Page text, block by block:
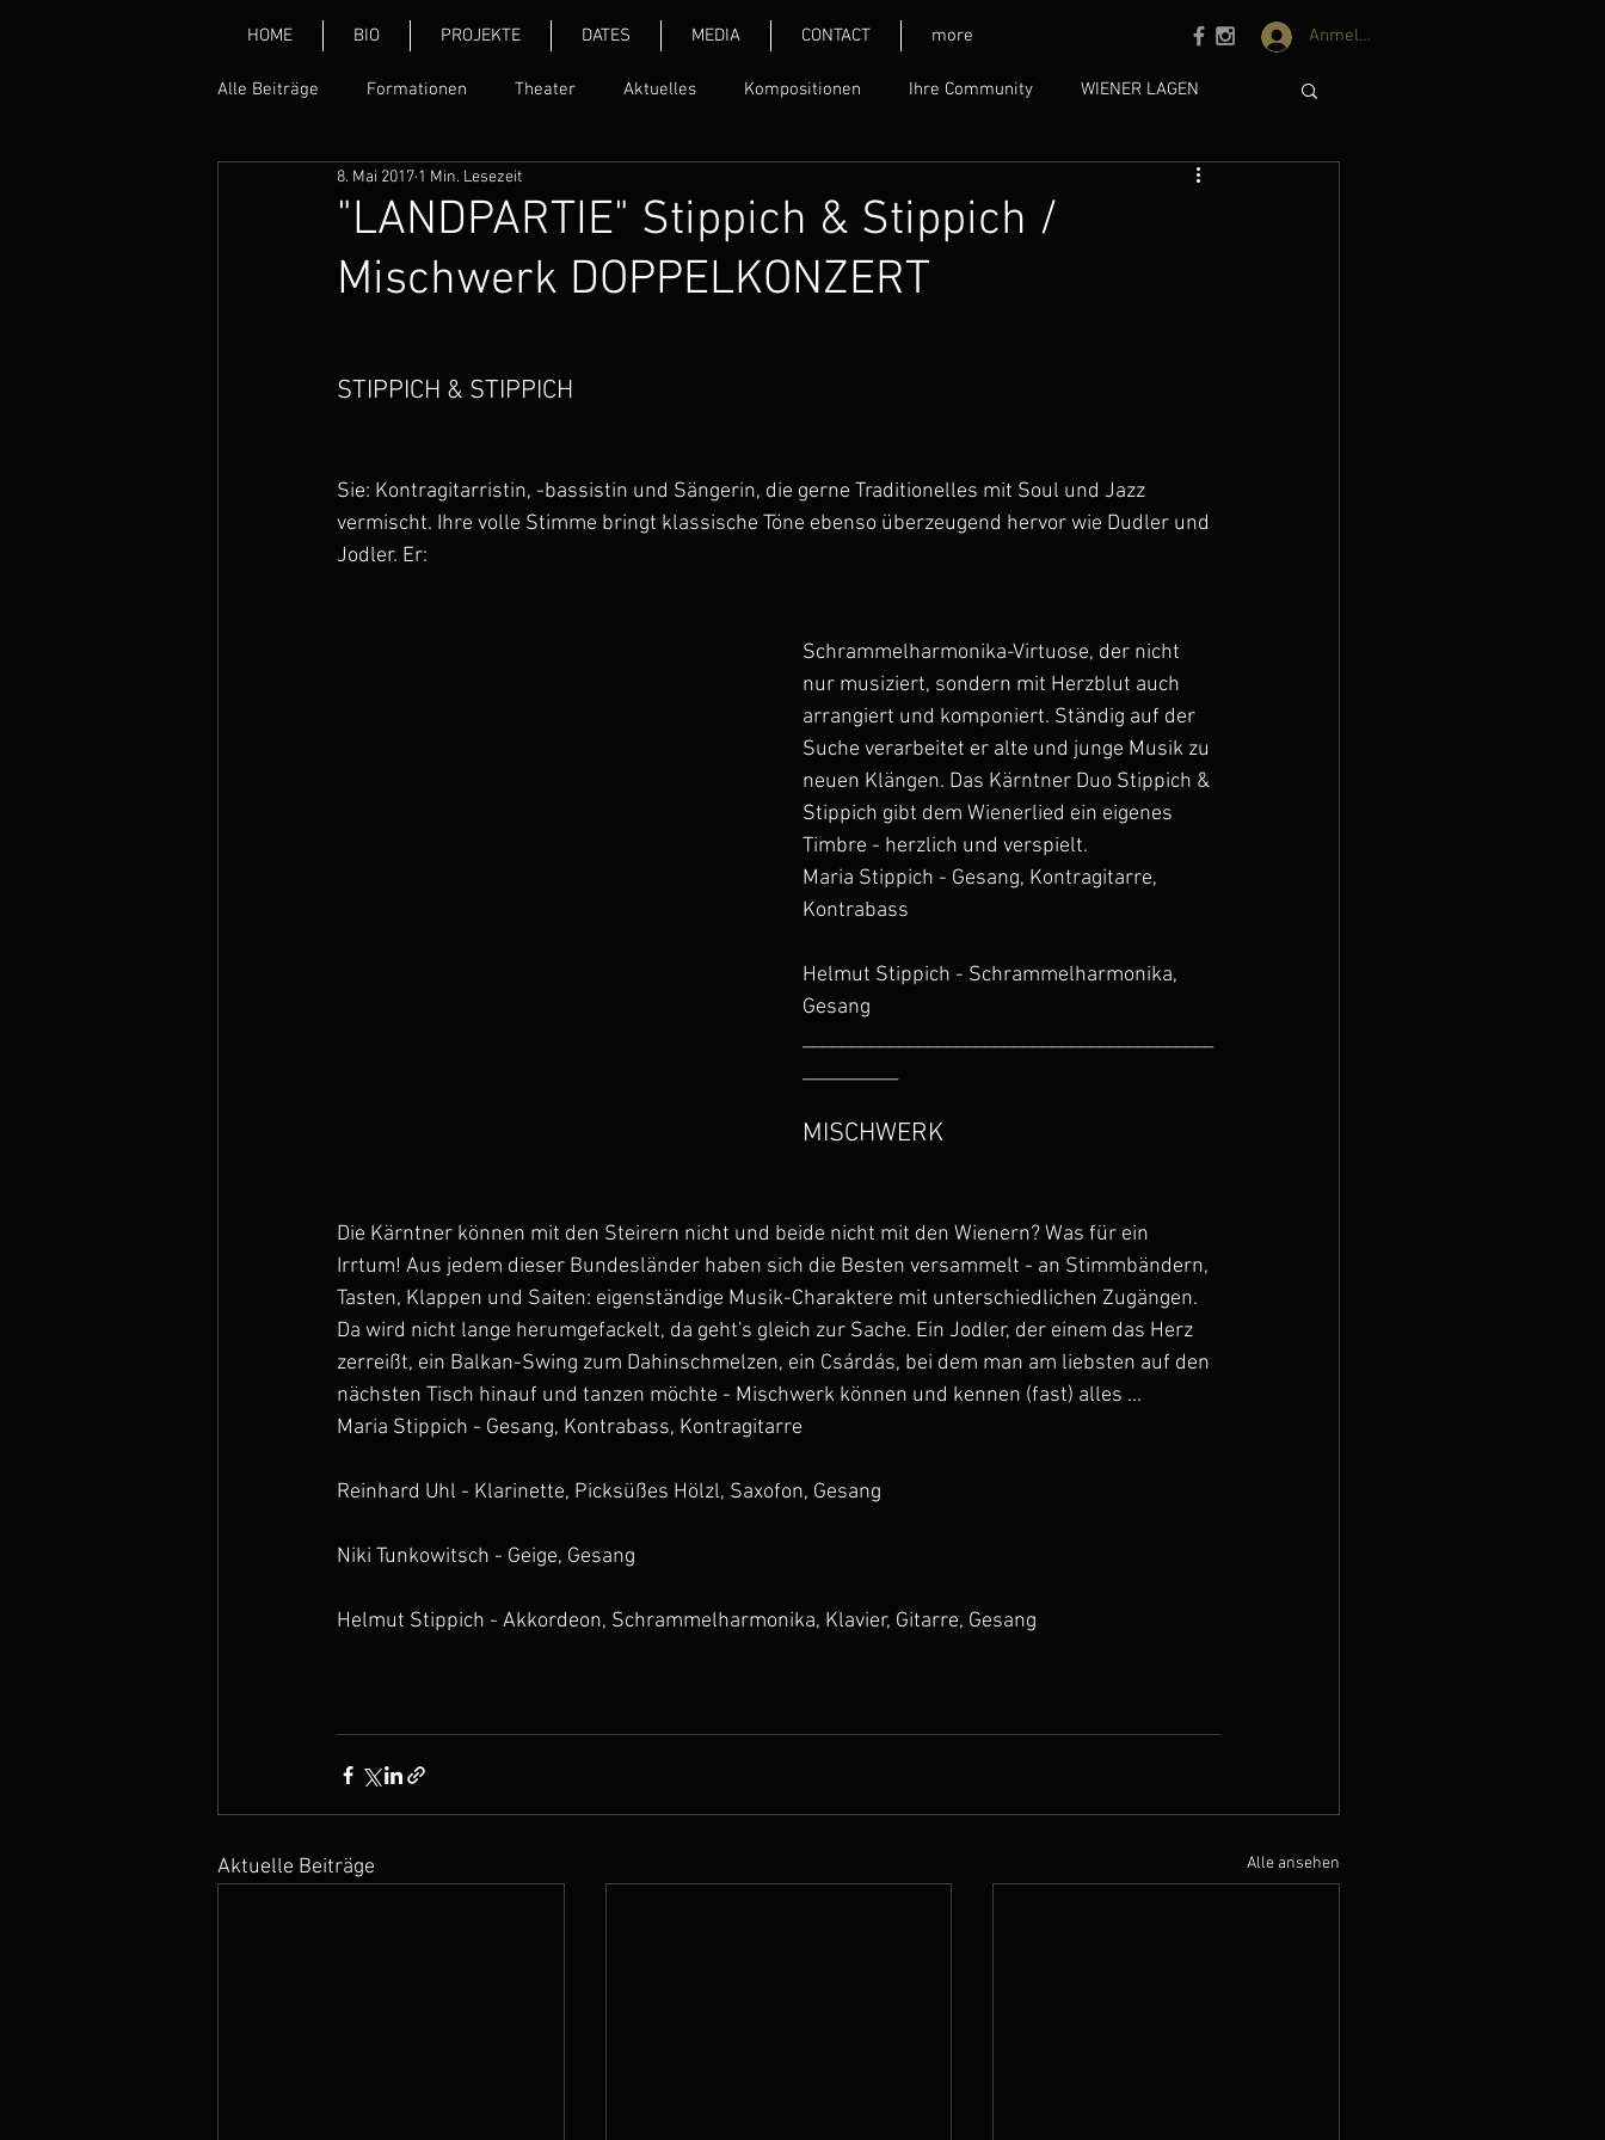
HOME BIO PROJEKTE DATES MEDIA CONTACT more Anmelden
Alle Beiträge Formationen Theater Aktuelles Kompositionen Ihre Community WIENER LAGEN
Wiener Lagen Aktuelles STIPPICH&STIPPICH DIE LIEDERLICHEN LADYCOPS
"LANDPARTIE" Stippich & Stippich /
Mischwerk DOPPELKONZERT
8. Mai 2017 1 Min. Lesezeit
STIPPICH & STIPPICH
Sie: Kontragitarristin, -bassistin und Sängerin, die gerne Traditionelles mit Soul und Jazz
vermischt. Ihre volle Stimme bringt klassische Töne ebenso überzeugend hervor wie Dudler und
Jodler. Er:
Schrammelharmonika-Virtuose, der nicht
nur musiziert, sondern mit Herzblut auch
arrangiert und komponiert. Ständig auf der
Suche verarbeitet er alte und junge Musik zu
neuen Klängen. Das Kärntner Duo Stippich &
Stippich gibt dem Wienerlied ein eigenes
Timbre - herzlich und verspielt.
Maria Stippich - Gesang, Kontragitarre,
Kontrabass
Helmut Stippich - Schrammelharmonika,
Gesang
MISCHWERK
Die Kärntner können mit den Steirern nicht und beide nicht mit den Wienern? Was für ein
Irrtum! Aus jedem dieser Bundesländer haben sich die Besten versammelt - an Stimmbändern,
Tasten, Klappen und Saiten: eigenständige Musik-Charaktere mit unterschiedlichen Zugängen.
Da wird nicht lange herumgefackelt, da geht's gleich zur Sache. Ein Jodler, der einem das Herz
zerreißt, ein Balkan-Swing zum Dahinschmelzen, ein Csárdás, bei dem man am liebsten auf den
nächsten Tisch hinauf und tanzen möchte - Mischwerk können und kennen (fast) alles ...
Maria Stippich - Gesang, Kontrabass, Kontragitarre
Reinhard Uhl - Klarinette, Picksüßes Hölzl, Saxofon, Gesang
Niki Tunkowitsch - Geige, Gesang
Helmut Stippich - Akkordeon, Schrammelharmonika, Klavier, Gitarre, Gesang
Aktuelle Beiträge Alle ansehen